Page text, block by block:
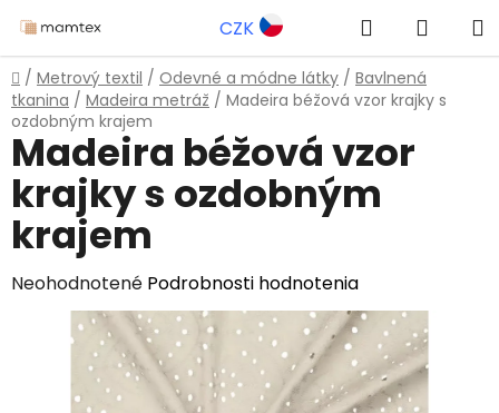
na
obsah
CZK Hľadať
KOŠÍK
Domov
/ Metrový textil / Odevné a módne látky / Bavlnená
tkanina / Madeira metráž / Madeira béžová vzor krajky s
ozdobným krajem
Madeira béžová vzor
krajky s ozdobným
krajem
Priemerné
hodnotenie
produktu
Neohodnotené Podrobnosti hodnotenia